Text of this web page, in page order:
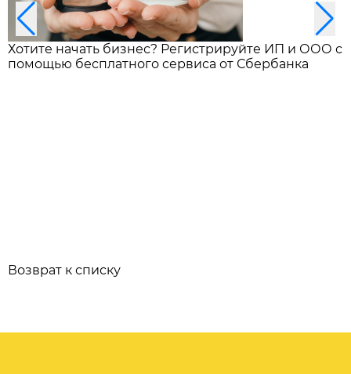
Хотите начать бизнес? Регистрируйте ИП и ООО с
помощью бесплатного сервиса от Сбербанка
Возврат к списку